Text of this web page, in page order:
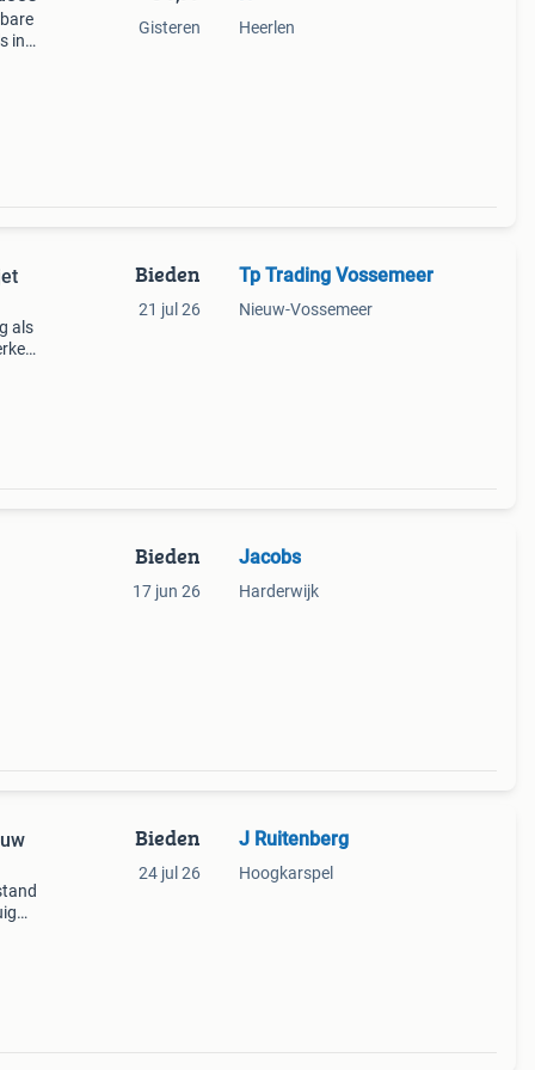
in
Gisteren Heerlen
als
Bieden
21 jul 26
Tp Trading Vossemeer
Nieuw-Vossemeer
Bieden
17 jun 26
Jacobs
Harderwijk
Bieden
24 jul 26
J Ruitenberg
Hoogkarspel